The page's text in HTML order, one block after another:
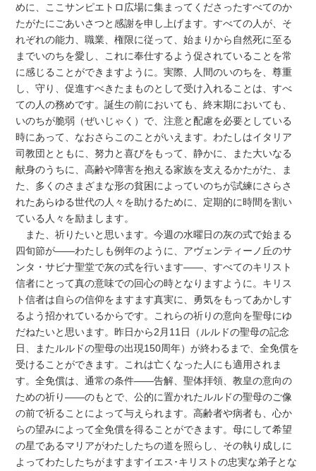
めに、ここサンピエトロ広場に集まってくださったすべてのか
たがたにごあいさつと感謝を申し上げます。すべての人が、そ
れぞれの能力、職業、権限に従って、始まりから自然死に至る
までいのちを愛し、これに奉仕するよう促されていることを常
に感じることができますように。実際、人間のいのちを、尊重
し、守り、促進すべきたまものとして受け入れることは、すべ
ての人の務めです。誕生の前においても、終末期においても、
いのちが脆弱（ぜいじゃく）で、注意と配慮を必要としている
時にあって、なおさらこのことがいえます。わたしはイタリア
司教団とともに、努力と喜びをもって、静かに、また大いなる
献身のうちに、高齢や障害を抱える家族を支えるかたがた、ま
た、多くのさまざまな形の貧困によっていのちが試練にさらさ
れたあらゆる世代の人々を助けるために、定期的に時間を割い
ている人々を励まします。
また、祈りたいと思います。今週の水曜日の灰の式で始まる
四旬節が――わたしも例年のように、アヴェンティーノ丘のサ
ンタ・サビナ聖堂で灰の式を行います――、すべてのキリスト
信者にとって真の意味での回心の時となりますように。キリス
ト信者は自らの信仰をますます真実に、勇気をもってあかしす
るよう招かれているからです。これらの祈りの意向を聖母にゆ
だねたいと思います。昨日から2月11日（ルルドの聖母の記念
日、またルルドの聖母の出現150周年）が終わるまで、全免償を
受けることができます。これは亡くなった人にも適用されま
す。全免償は、通常の条件――告解、聖体拝領、教皇の意向の
ための祈り――のもとで、公的に置かれたルルドの聖母のご像
の前で祈ることによって与えられます。高齢者や病者も、心か
らの望みによって全免償を得ることができます。母にして希望
の星であるマリアがわたしたちの道を照らし、その執り成しに
よってわたしたちがますますイエス･キリストの忠実な弟子とな